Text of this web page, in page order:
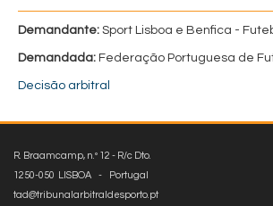
Demandante: Sport Lisboa e Benfica -
Demandada: Federação Portuguesa de
Decisão arbitral
R. Braamcamp, n.º 12 - R/c Dto.
1250-050 LISBOA - Portugal
tad@tribunalarbitraldesporto.pt